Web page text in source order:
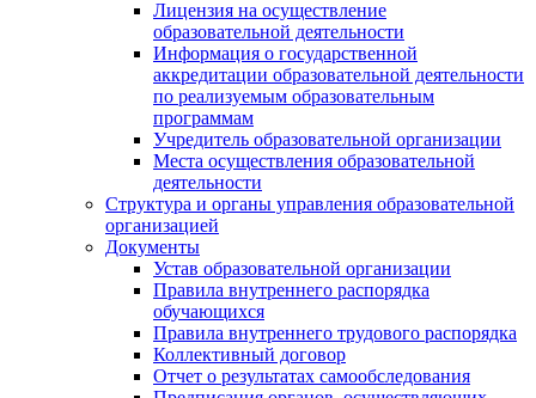
Лицензия на осуществление
образовательной деятельности
Информация о государственной
аккредитации образовательной деятельности
по реализуемым образовательным
программам
Учредитель образовательной организации
Места осуществления образовательной
деятельности
Структура и органы управления образовательной
организацией
Документы
Устав образовательной организации
Правила внутреннего распорядка
обучающихся
Правила внутреннего трудового распорядка
Коллективный договор
Отчет о результатах самообследования